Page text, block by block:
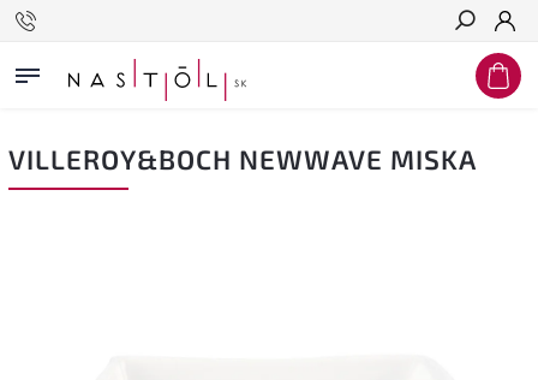
Hľadať
VILLEROY&BOCH NEWWAVE MISKA